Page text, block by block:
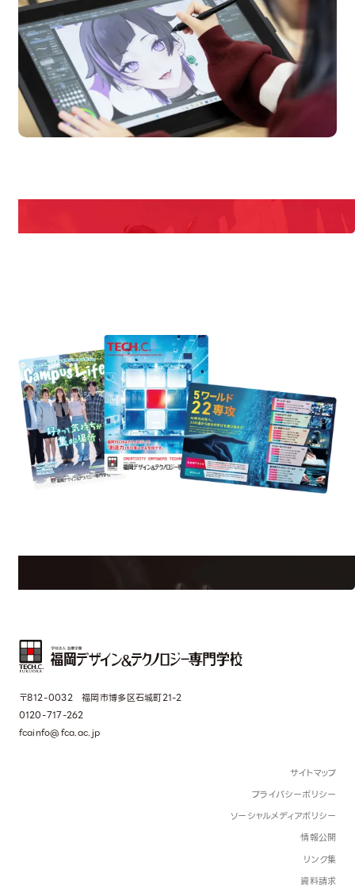
Campus Open
Information
〒812-0032 福岡市博多区石城町21-2
0120-717-262
fcainfo@fca.ac.jp
サイトマップ
プライバシーポリシー
ソーシャルメディアポリシー
情報公開
リンク集
資料請求